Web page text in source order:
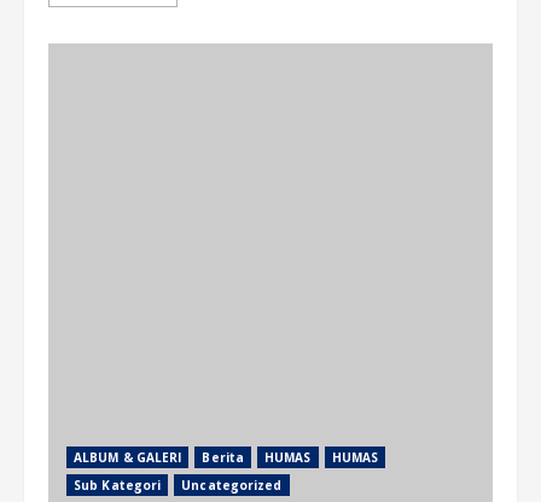
ALBUM & GALERI Berita HUMAS
HUMAS
Sub Kategori
Uncategorized